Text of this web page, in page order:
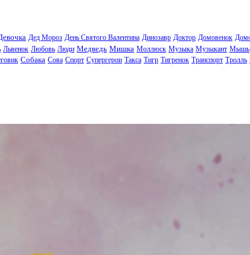
Дед Мороз День Святого Валентина Динозавр Доктор Домовенок
Львенок Любовь Люди Медведь Мишка Моллюск Музыка Музыкант Мышь
Собака Сова Спорт Супергерои Такса Тигр Тигренок Транспорт Тролль